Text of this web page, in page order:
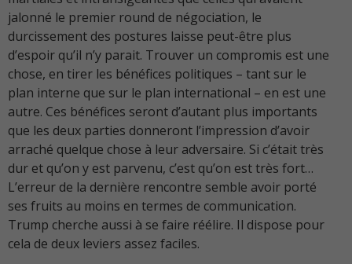
jalonné le premier round de négociation, le
durcissement des postures laisse peut-être plus
d’espoir qu’il n’y parait. Trouver un compromis est une
chose, en tirer les bénéfices politiques – tant sur le
plan interne que sur le plan international – en est une
autre. Ces bénéfices seront d’autant plus importants
que les deux parties donneront l’impression d’avoir
arraché quelque chose à leur adversaire. Si c’était très
dur et qu’on y est parvenu, c’est qu’on est très fort…
L’erreur de la dernière rencontre semble avoir porté
ses fruits au moins en termes de communication.
Trump cherche aussi à se faire réélire. Il dispose pour
cela de deux leviers assez faciles.